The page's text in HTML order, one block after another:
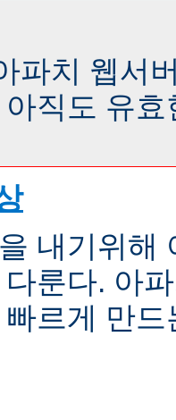
파치 웹서
직도 유
내기위해
룬다. 아
르게 만